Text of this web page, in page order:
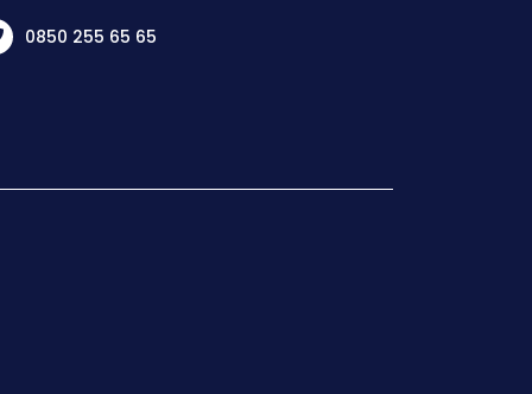
0850 255 65 65